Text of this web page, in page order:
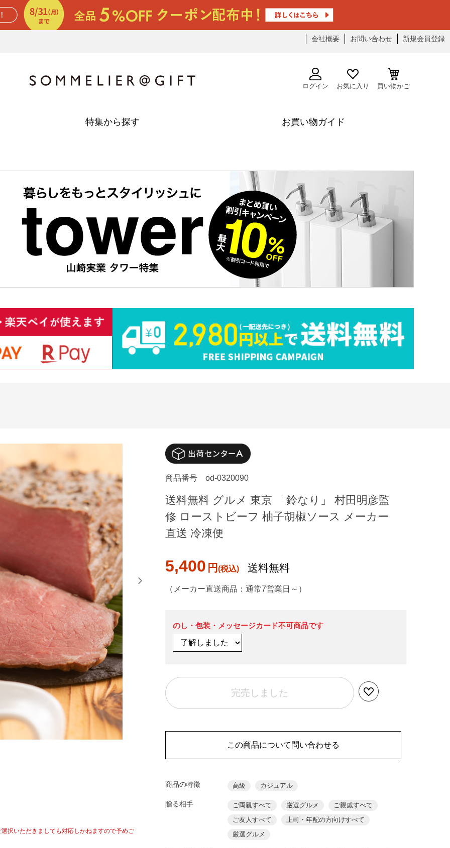
会社概要 お問い合わせ 新規会員登録
ログイン お気に入り 買い物かご
特集から探す お買い物ガイド
択いただきましても対応しかねますので予めご
商品番号 od-0320090
送料無料 グルメ 東京 「鈴なり」 村田明彦監
修 ローストビーフ 柚子胡椒ソース メーカー
直送 冷凍便
5,400 円 送料無料
（メーカー直送商品：通常7営業日～）
のし・包装・メッセージカード不可商品です
完売しました
この商品について問い合わせる
商品の特徴 高級 カジュアル
贈る相手 ご両親すべて 厳選グルメ
ご親戚すべて
ご友人すべて
上司・年配の方向けすべて
厳選グルメ